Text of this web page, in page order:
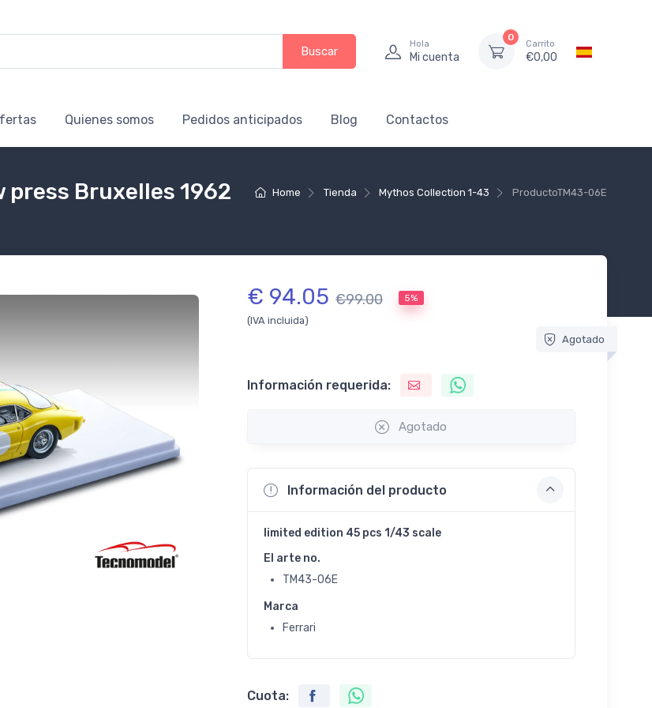
Buscar
Hola
Mi cuenta
0
Carrito
€0,00
Quienes somos Pedidos anticipados Blog Contactos
Home Tienda Mythos Collection 1-43 ProductoTM43-06E
Bruxelles 1962
€ 94.05 €99.00 5%
(IVA incluida)
Agotado
Información requerida:
Agotado
Información del producto
limited edition 45 pcs 1/43 scale
El arte no.
TM43-06E
Marca
Ferrari
Cuota: